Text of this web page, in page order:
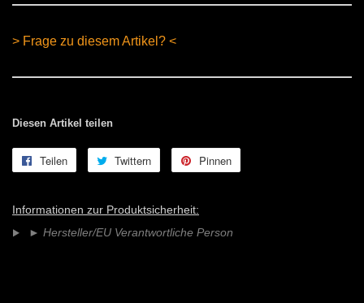
> Frage zu diesem Artikel? <
Diesen Artikel teilen
Teilen
teilen
Twittern
twittern
Pinnen
Informationen zur Produktsicherheit:
► Hersteller/EU Verantwortliche Person